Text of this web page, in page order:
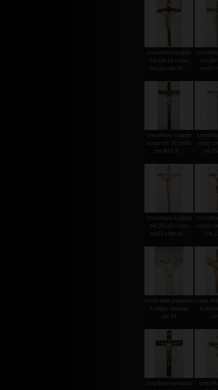
crocefisso scolpito
cm.29x14 corpo
cm.12 volto in ...
cm12
crocefisso scolpito
corpo cm.20 totale
cm.40,5 X ...
corpo
Crocefisso scolpito
cm.27x15 corpo
cm12 volto in ...
corpo
croce della passione
in legno naturale
cm.23
croce
in
crocifisso romanico